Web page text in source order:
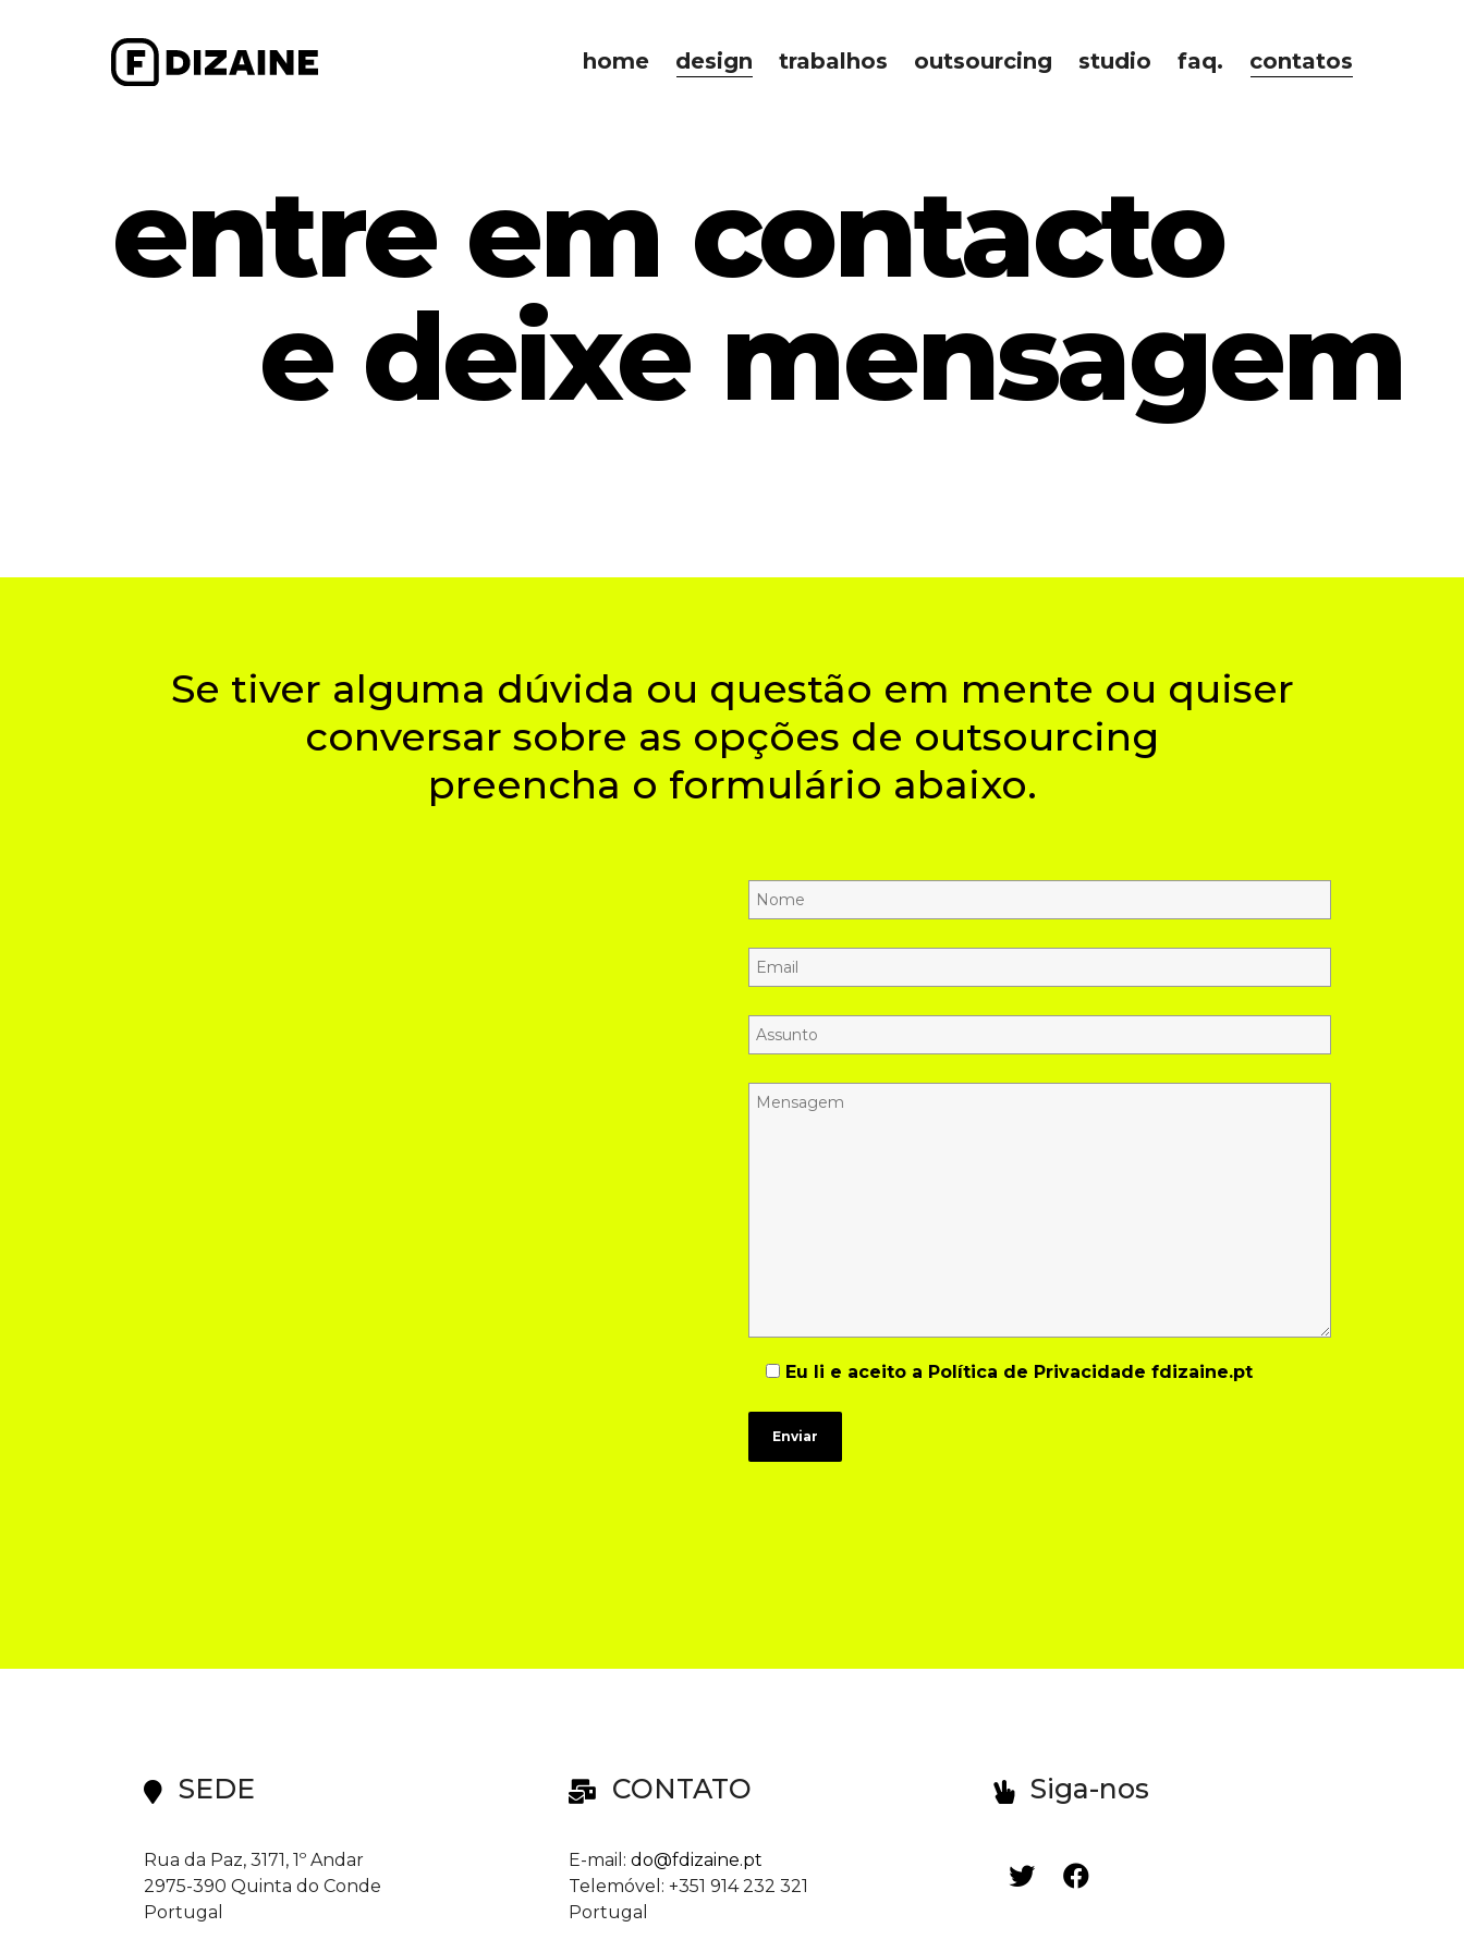
home design trabalhos outsourcing studio faq. contatos
entre em contacto
e deixe mensagem
Se tiver alguma dúvida ou questão em mente ou quiser
conversar sobre as opções de outsourcing
preencha o formulário abaixo.
Eu li e aceito a Política de Privacidade fdizaine.pt
SEDE
Rua da Paz, 3171, 1º Andar
2975-390 Quinta do Conde
Portugal
CONTATO
E-mail: do@fdizaine.pt
Telemóvel: +351 914 232 321
Portugal
Siga-nos